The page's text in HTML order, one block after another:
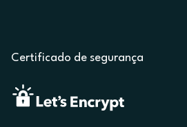
Certificado de segurança